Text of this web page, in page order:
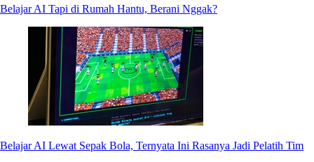
Belajar AI Tapi di Rumah Hantu, Berani Nggak?
Belajar AI Lewat Sepak Bola, Ternyata Ini Rasanya Jadi Pelatih Tim